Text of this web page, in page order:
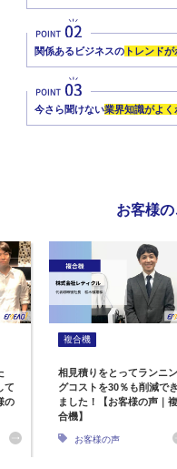
関係あるビジネスの トレンド
今さら聞けない業界知識がよく
お客様
て
の
複合機
相見積りをとってランニン
グコストを30％も削減でき
ました！【お客様の声｜複
合機】
お客様の声